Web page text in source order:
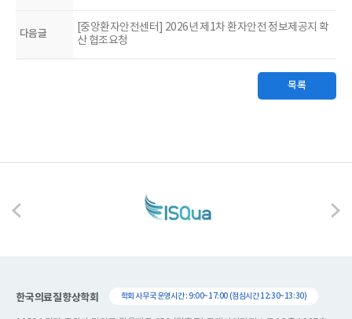
다음글
[중앙환자안전센터] 2026년 제1차 환자안전 정보제공지 확
산 협조요청
목록
한국의료질향상학회 학회 사무국 운영시간 : 9:00~17:00 (점심시간 12:30~13:30)